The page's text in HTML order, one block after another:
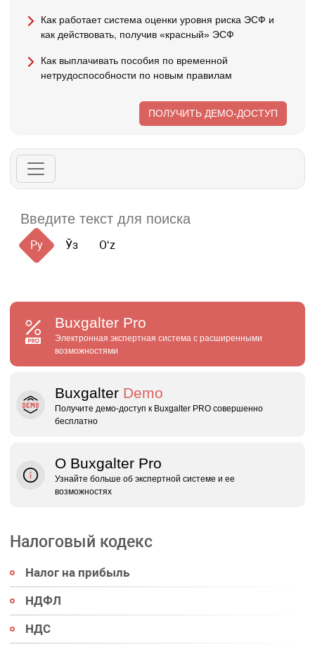
Как работает система оценки уровня риска ЭСФ и
как действовать, получив «красный» ЭСФ
Как выплачивать пособия по временной
нетрудоспособности по новым правилам
ПОЛУЧИТЬ ДЕМО-ДОСТУП
Ру Ўз Oʻz
Buxgalter Pro
Электронная экспертная система с расширенными
возможностями
Buxgalter Demo
Получите демо‑доступ к Buxgalter PRO совершенно
бесплатно
О Buxgalter Pro
Узнайте больше об экспертной системе и ее
возможностях
Налоговый кодекс
Налог на прибыль
НДФЛ
НДС